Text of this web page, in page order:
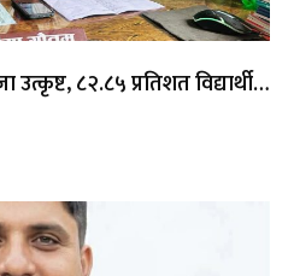
८२.८५ प्रतिशत विद्यार्थी…